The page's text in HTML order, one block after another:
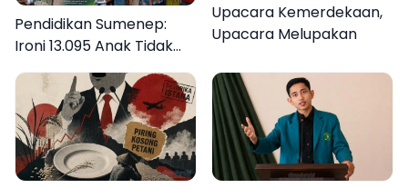
Pendidikan Sumenep:
Ironi 13.095 Anak Tidak
Sekolah Menyaksikan
Semarak Festival
Kalender Event 2026
Upacara Kemerdekaan,
Upacara Melupakan